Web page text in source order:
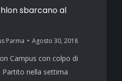
sbarcano al
Parma Agosto 30, 2018
Campus con colpo di
Partito nella settima